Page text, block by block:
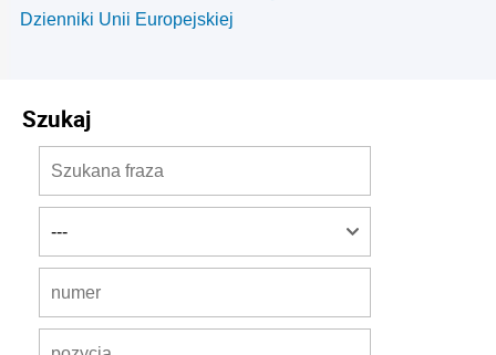
Dzienniki Unii Europejskiej
Szukaj